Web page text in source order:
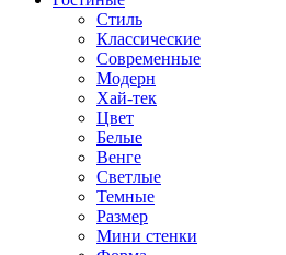
Стиль
Классические
Современные
Модерн
Хай-тек
Цвет
Белые
Венге
Светлые
Темные
Размер
Мини стенки